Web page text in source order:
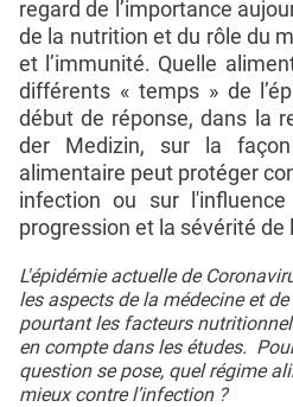
regard de l’importance
de la nutrition et du rôle du
et l’immunité. Quelle
différents « temps » de
début de réponse, dans la
der Medizin, sur la
alimentaire peut protéger
infection ou sur
progression et la sévérité de
L'épidémie actuelle de
les aspects de la médecine et
pourtant les facteurs
en compte dans les études.
question se pose, quel régime
mieux contre l’infection ?